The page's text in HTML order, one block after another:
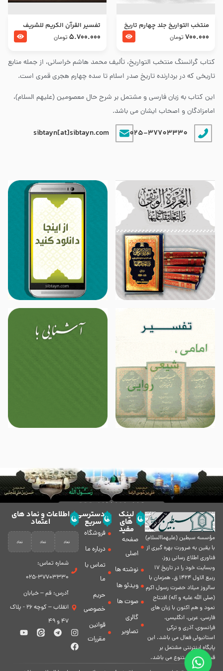
کتاب گرانسنگ منتخب التواريخ، تألیف محمد هاشم خراسانی، از جمله منابع
تاریخی که در بردارنده تاریخ صدر اسلام تا سده چهارم هجری قمری است.
این کتاب به زبان فارسی و مشتمل بر شرح حال معصومین (علیهم السلام)،
امامزادگان و اصحاب ایشان می باشد.
025-37703330
sibtayn[at]sibtayn.com
منتخب التواریخ جلد چهارم تاریخ
امام زین العابدین و امام محمد
700.000 تومان
تفسير القرآن الكريم للشريف
المرتضي قدس سرّه
5.700.000 تومان
مؤسسه سبطين (عليهماالسلام)
با يقين به ضرورت بهره گیرى از
فناورى اطلاع رسانى روز،
وبسایت خود را در تاريخ 17
ربيع الاول 1424 ق. همزمان با
سالروز ميلاد حضرت رسول اكرم
(صلی الله علیه و آله) افتتاح
نمود و هم اكنون با زبان های
فارسی، عربى، انگلیسی،
فرانسوی، آذری و ترکی
استانبولی فعال مى باشد. اين
پايگاه اينترنتى مشتمل بر
قسمت هاى متنوع مى باشد.
لینک
های
مفید
صفحه
اصلی
نوشته ها
ویدئو ها
صوت ها
گالری
تصاویر
دسترسی
سریع
فروشگاه
درباره ما
تماس با
ما
حریم
خصوصی
قوانین
مقررات
اطلاعات و نماد های
اعتماد
شماره تماس:
37703330-025
آدرس: قم – خیابان
انقلاب – کوچه 26 - پلاک
47 و 49